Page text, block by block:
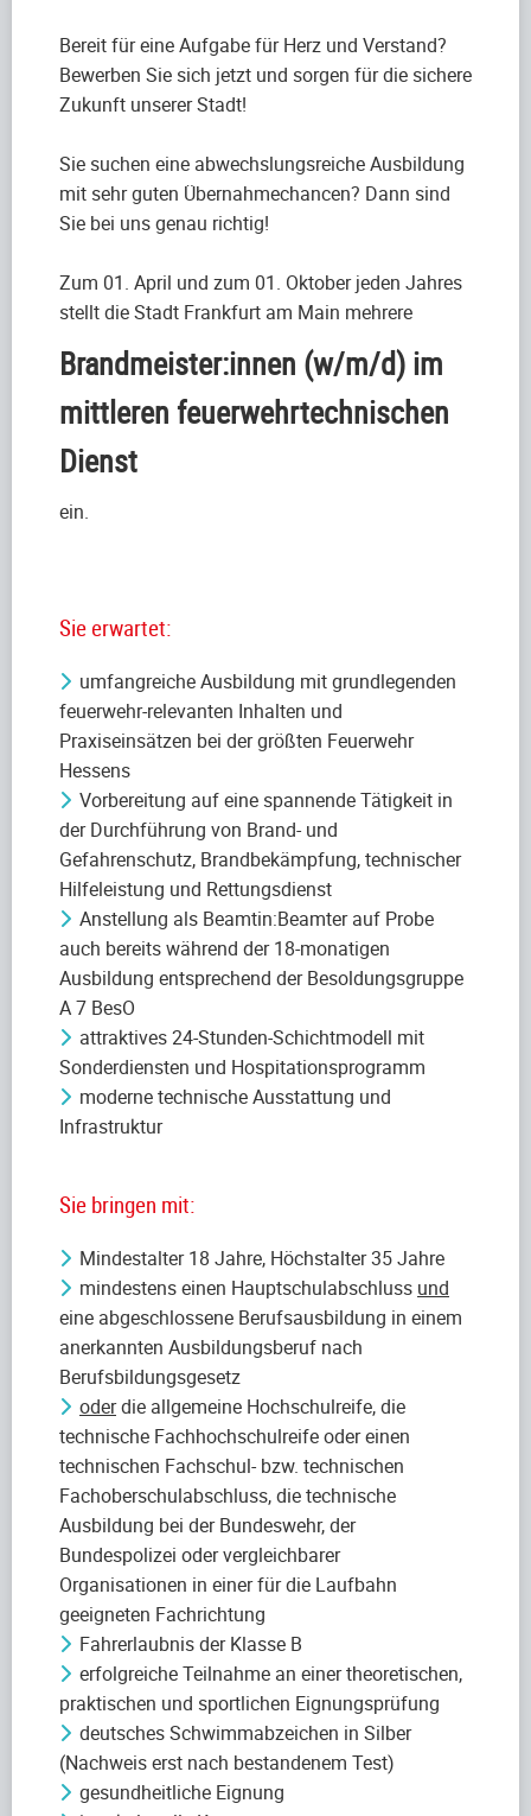
Bereit für eine Aufgabe für Herz und Verstand?
Bewerben Sie sich jetzt und sorgen für die sichere
Zukunft unserer Stadt!
Sie suchen eine abwechslungsreiche Ausbildung
mit sehr guten Übernahmechancen? Dann sind
Sie bei uns genau richtig!
Zum 01. April und zum 01. Oktober jeden Jahres
stellt die Stadt Frankfurt am Main mehrere
Brandmeister:innen (w/m/d) im
mittleren feuerwehrtechnischen
Dienst
ein.
Sie erwartet:
umfangreiche Ausbildung mit grundlegenden
feuerwehr-relevanten Inhalten und
Praxiseinsätzen bei der größten Feuerwehr
Hessens
Vorbereitung auf eine spannende Tätigkeit in
der Durchführung von Brand- und
Gefahrenschutz, Brandbekämpfung, technischer
Hilfeleistung und Rettungsdienst
Anstellung als Beamtin:Beamter auf Probe
auch bereits während der 18-monatigen
Ausbildung entsprechend der Besoldungsgruppe
A 7 BesO
attraktives 24-Stunden-Schichtmodell mit
Sonderdiensten und Hospitationsprogramm
moderne technische Ausstattung und
Infrastruktur
Sie bringen mit:
Mindestalter 18 Jahre, Höchstalter 35 Jahre
mindestens einen Hauptschulabschluss und
eine abgeschlossene Berufsausbildung in einem
anerkannten Ausbildungsberuf nach
Berufsbildungsgesetz
oderdie allgemeine Hochschulreife, die
technische Fachhochschulreife oder einen
technischen Fachschul- bzw. technischen
Fachoberschulabschluss, die technische
Ausbildung bei der Bundeswehr, der
Bundespolizei oder vergleichbarer
Organisationen in einer für die Laufbahn
geeigneten Fachrichtung
Fahrerlaubnis der Klasse B
erfolgreiche Teilnahme an einer theoretischen,
praktischen und sportlichen Eignungsprüfung
deutsches Schwimmabzeichen in Silber
(Nachweis erst nach bestandenem Test)
gesundheitliche Eignung